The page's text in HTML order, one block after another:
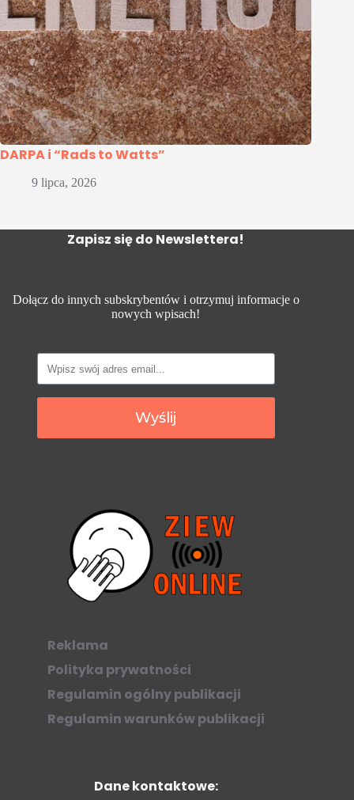
DARPA i “Rads to Watts”
9 lipca, 2026
Zapisz się do Newslettera!
Dołącz do innych subskrybentów i otrzymuj informacje o
nowych wpisach!
Wyślij
Reklama
Polityka prywatności
Regulamin ogólny publikacji
Regulamin warunków publikacji
Dane kontaktowe: